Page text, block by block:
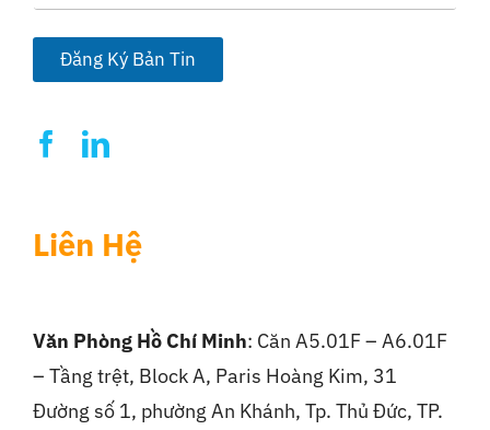
a
i
*
Đăng Ký Bản Tin
Liên Hệ
Văn Phòng Hồ Chí Minh: Căn A5.01F – A6.01F
– Tầng trệt, Block A, Paris Hoàng Kim, 31
Đường số 1, phường An Khánh, Tp. Thủ Đức, TP.